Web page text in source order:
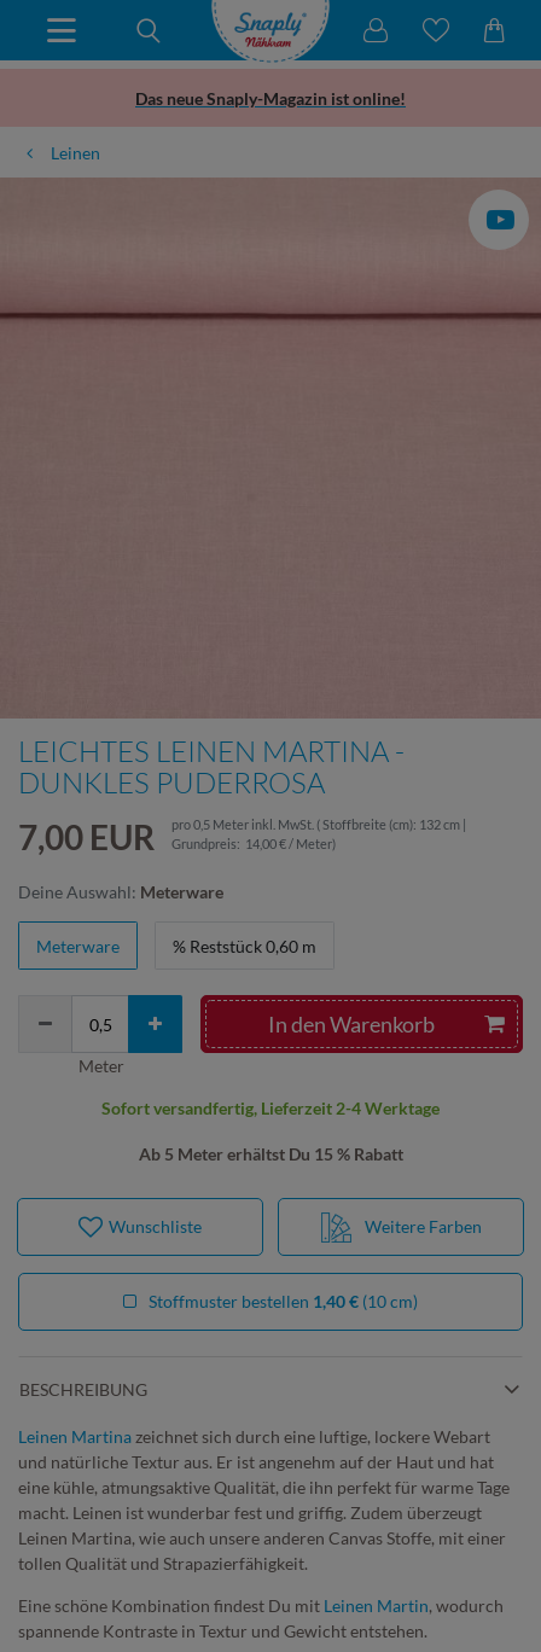
Das neue Snaply-Magazin ist online!
Leinen
LEICHTES LEINEN MARTINA -
DUNKLES PUDERROSA
7,00 EUR pro0,5 Meter inkl. MwSt. ( Stoffbreite (cm): 132 cm |
Grundpreis: 14,00 € / Meter)
Ab 5 Meter erhältst Du 15 % Rabatt
Deine Auswahl: Meterware
Meterware % Reststück 0,60 m
In den Warenkorb
Meter
Sofort versandfertig, Lieferzeit 2-4 Werktage
Weitere Farben
Wunschliste
Stoffmuster bestellen 1,40 € (10 cm)
BESCHREIBUNG
Leinen Martinazeichnet sich durch eine luftige, lockere Webart
und natürliche Textur aus. Er ist angenehm auf der Haut und hat
eine kühle, atmungsaktive Qualität, die ihn perfekt für warme Tage
macht. Leinen ist wunderbar fest und griffig. Zudem überzeugt
Leinen Martina, wie auch unsere anderen Canvas Stoffe, mit einer
tollen Qualität und Strapazierfähigkeit.
Eine schöne Kombination findest Du mit Leinen Martin, wodurch
spannende Kontraste in Textur und Gewicht entstehen.